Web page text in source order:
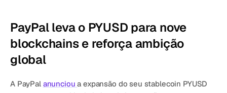
PayPal leva o PYUSD para nove
blockchains e reforça ambição
global
A PayPal anunciou a expansão do seu stablecoin PYUSD